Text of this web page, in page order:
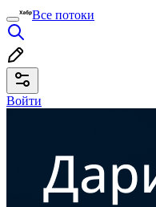
Все потоки
Войти